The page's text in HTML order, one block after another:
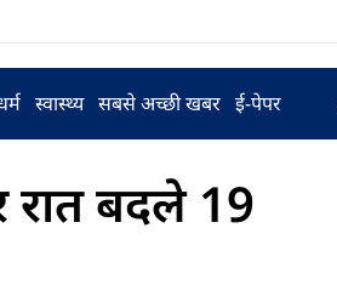
स्वास्थ्य सबसे अच्छी खबर ई-पेपर
रात बदले 19